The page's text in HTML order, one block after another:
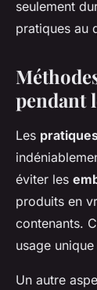
seulement
pratiques au
pendant
Les
éviter les
produits en
contenants.
usage
Un autre